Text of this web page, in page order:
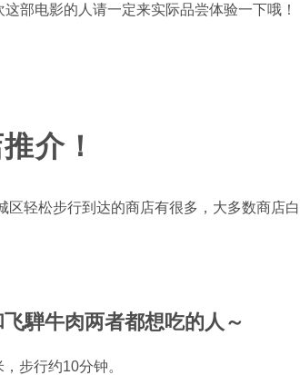
部电影的人请一定来实际品尝体验一下哦！
介！
轻松步行到达的商店有很多，大多数商店
騨牛肉两者都想吃的人～
步行约10分钟。